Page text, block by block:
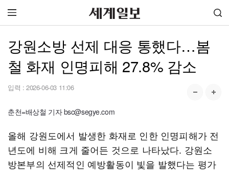
강원소방 선제 대응 통했다…봄
철 화재 인명피해 27.8% 감소
입력 : 2026-06-03 11:06
춘천=배상철 기자 bsc@segye.com
올해 강원도에서 발생한 화재로 인한 인명피해가 전
년도에 비해 크게 줄어든 것으로 나타났다. 강원소
방본부의 선제적인 예방활동이 빛을 발했다는 평가